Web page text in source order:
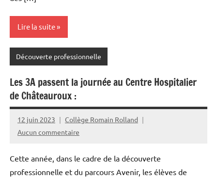
Lire la suite
Découverte professionnelle
Les 3A passent la journée au Centre Hospitalier
de Châteauroux :
12 juin 2023
Collège Romain Rolland
Aucun commentaire
Cette année, dans le cadre de la découverte
professionnelle et du parcours Avenir, les élèves de